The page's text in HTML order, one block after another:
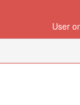
User